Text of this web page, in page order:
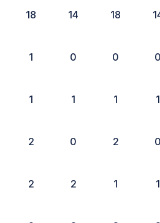
18 14 18
1 0 0 0
1 1 1 1
2 0 2 0
2 2 1 1